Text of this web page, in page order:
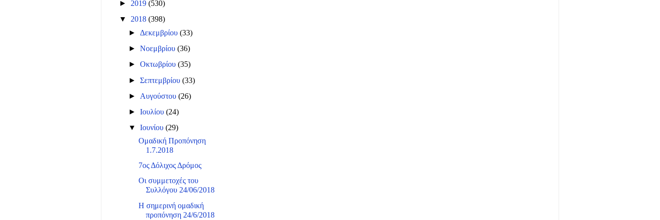
► 2019 (530)
▼ 2018 (398)
► Δεκεμβρίου(33)
►Νοεμβρίου(36)
►Οκτωβρίου(35)
►Σεπτεμβρίου(33)
► Αυγούστου(26)
►Ιουλίου(24)
▼Ιουνίου(29)
Ομαδική Προπόνηση
1.7.2018
7ος Δόλιχος Δρόμος
Οι συμμετοχές του
Συλλόγου 24/06/2018
Η σημερινή ομαδική
προπόνηση 24/6/2018